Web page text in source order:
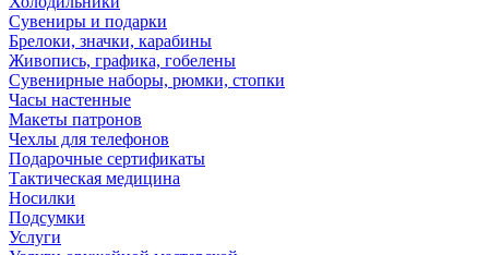
Сувениры и подарки
Брелоки, значки, карабины
Живопись, графика, гобелены
Сувенирные наборы, рюмки, стопки
Часы настенные
Макеты патронов
Чехлы для телефонов
Подарочные сертификаты
Тактическая медицина
Носилки
Подсумки
Услуги